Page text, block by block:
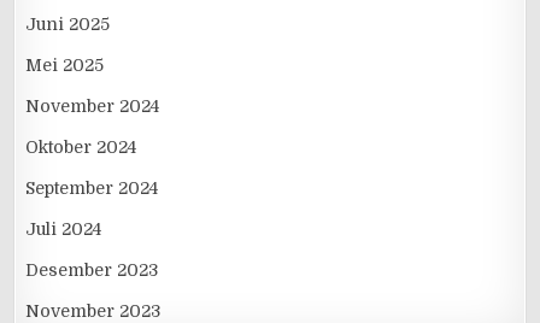
Juni 2025
Mei 2025
November 2024
Oktober 2024
September 2024
Juli 2024
Desember 2023
November 2023